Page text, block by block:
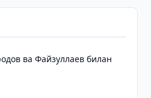
ва Файзуллаев билан